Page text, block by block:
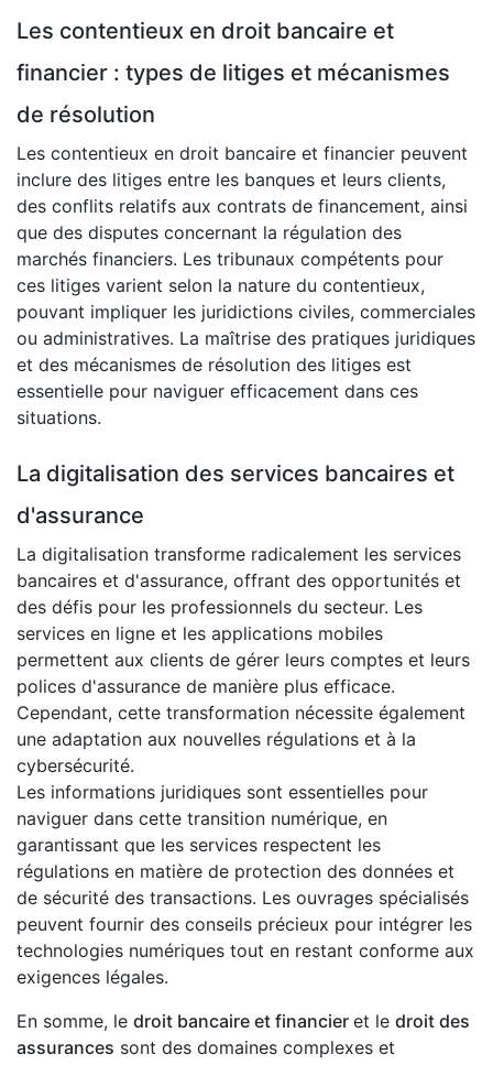
Les contentieux en droit bancaire et
financier : types de litiges et mécanismes
de résolution
Les contentieux en droit bancaire et financier peuvent
inclure des litiges entre les banques et leurs clients,
des conflits relatifs aux contrats de financement, ainsi
que des disputes concernant la régulation des
marchés financiers. Les tribunaux compétents pour
ces litiges varient selon la nature du contentieux,
pouvant impliquer les juridictions civiles, commerciales
ou administratives. La maîtrise des pratiques juridiques
et des mécanismes de résolution des litiges est
essentielle pour naviguer efficacement dans ces
situations.
La digitalisation des services bancaires et
d'assurance
La digitalisation transforme radicalement les services
bancaires et d'assurance, offrant des opportunités et
des défis pour les professionnels du secteur. Les
services en ligne et les applications mobiles
permettent aux clients de gérer leurs comptes et leurs
polices d'assurance de manière plus efficace.
Cependant, cette transformation nécessite également
une adaptation aux nouvelles régulations et à la
cybersécurité.
Les informations juridiques sont essentielles pour
naviguer dans cette transition numérique, en
garantissant que les services respectent les
régulations en matière de protection des données et
de sécurité des transactions. Les ouvrages spécialisés
peuvent fournir des conseils précieux pour intégrer les
technologies numériques tout en restant conforme aux
exigences légales.
En somme, le droit bancaire et financier et le droit des
assurances sont des domaines complexes et